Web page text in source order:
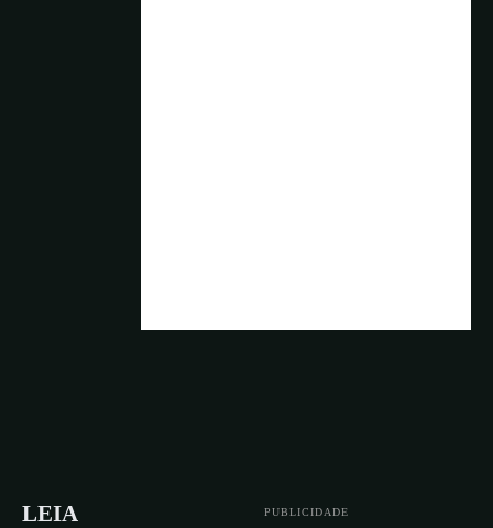
PUBLICIDADE
LEIA